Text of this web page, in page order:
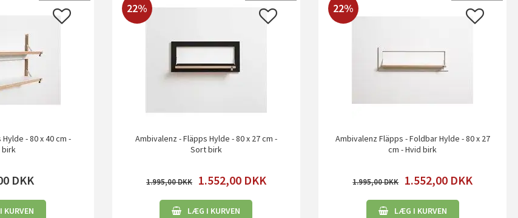
- 80 x 40 cm -
birk
DKK
KURVEN
22%
Ambivalenz - Fläpps Hylde - 80 x 27 cm -
Sort birk
1.995,00 1.552,00 DKK
LÆG I KURVEN
22%
Ambivalenz Fläpps - Foldbar Hylde - 80 x 27
cm - Hvid birk
1.995,00 1.552,00 DKK
LÆG I KURVEN